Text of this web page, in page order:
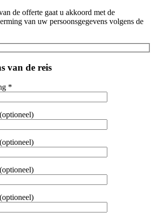
de offerte gaat u akkoord met de
van uw persoonsgegevens volgens de
van de reis
*